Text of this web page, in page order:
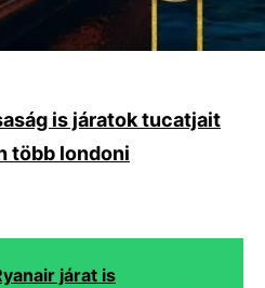
is járatok tucatjait
több londoni
járat is